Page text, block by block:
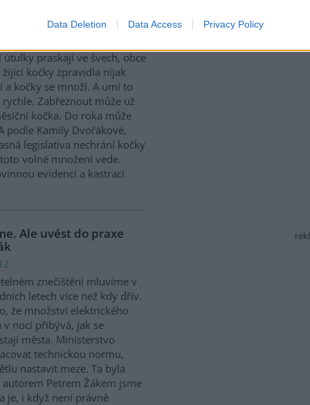
Data Deletion Data Access Privacy Policy
zavést povinnou
útulky praskají ve švech, obce
kočky zpravidla nijak
a kočky se množí. A umí to
Zabřeznout může už
kočka. Do roka může
podle Kamily Dvořákové,
legislativa nechrání kočky
volné množení vede.
evidenci a kastraci
Ale uvést do praxe
znečištění mluvíme v
letech více než kdy dřív.
že množství elektrického
v noci přibývá, jak se
města. Ministerstvo
technickou normu,
nastavit meze. Ta byla
Petrem Žákem jsme
je, i když není právně